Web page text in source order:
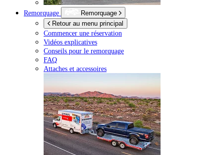
Remorquage
Remorquage
Retour au menu principal
Commencer une réservation
Vidéos explicatives
Conseils pour le remorquage
FAQ
Attaches et accessoires